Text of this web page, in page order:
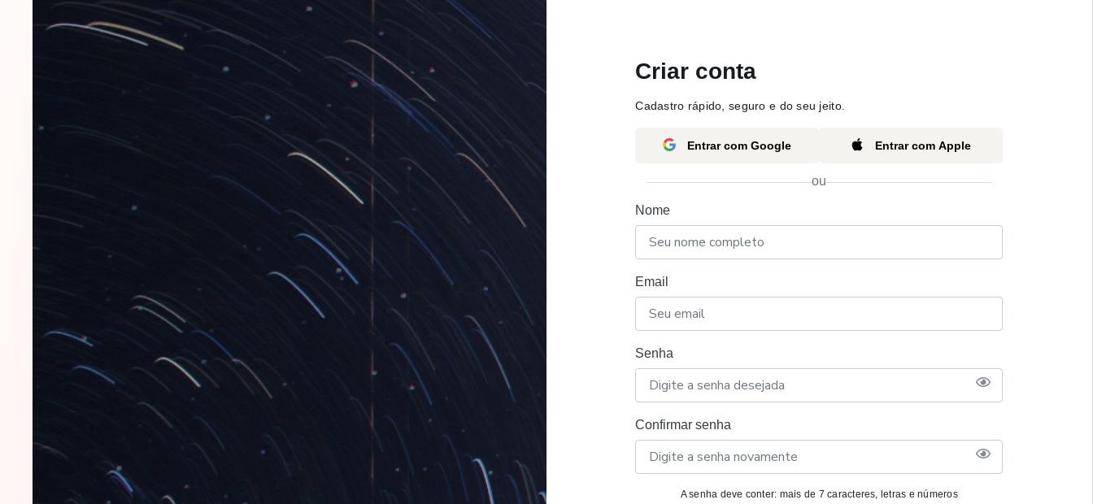
Criar conta
Cadastro rápido, seguro e do seu jeito.
Entrar com Google Entrar com Apple
ou
Nome
Email
Senha
Confirmar senha
A senha deve conter: mais de 7 caracteres, letras e números